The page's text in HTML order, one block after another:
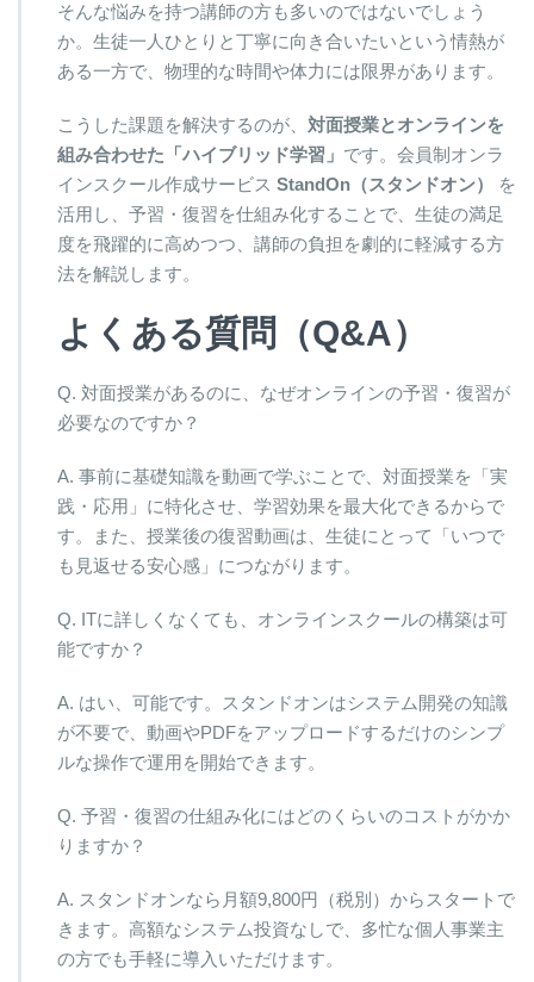
そんな悩みを持つ講師の方も多いのではないでしょう
か。生徒一人ひとりと丁寧に向き合いたいという情熱が
ある一方で、物理的な時間や体力には限界があります。
こうした課題を解決するのが、 対面授業とオンラインを
組み合わせた「ハイブリッド学習」 です。会員制オンラ
インスクール作成サービス StandOn（スタンドオン）
を
活用し、予習・復習を仕組み化することで、生徒の満足
度を飛躍的に高めつつ、講師の負担を劇的に軽減する方
法を解説します。
よくある質問（Q&A）
Q. 対面授業があるのに、なぜオンラインの予習・復習が
必要なのですか？
A. 事前に基礎知識を動画で学ぶことで、対面授業を「実
践・応用」に特化させ、学習効果を最大化できるからで
す。また、授業後の復習動画は、生徒にとって「いつで
も見返せる安心感」につながります。
Q. ITに詳しくなくても、オンラインスクールの構築は可
能ですか？
A. はい、可能です。スタンドオンはシステム開発の知識
が不要で、動画やPDFをアップロードするだけのシンプ
ルな操作で運用を開始できます。
Q. 予習・復習の仕組み化にはどのくらいのコストがかか
りますか？
A. スタンドオンなら月額9,800円（税別）からスタートで
きます。高額なシステム投資なしで、多忙な個人事業主
の方でも手軽に導入いただけます。